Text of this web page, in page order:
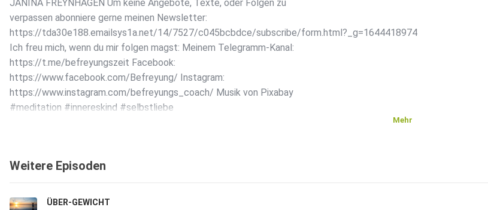
JANINA FREYNHAGEN Um keine Angebote, Texte, oder Folgen zu
verpassen abonniere gerne meinen Newsletter:
https://tda30e188.emailsys1a.net/14/7527/c045bcbdce/subscribe/form.html?_g=1644418974
Ich freu mich, wenn du mir folgen magst: Meinem Telegramm-Kanal:
https://t.me/befreyungszeit Facebook:
https://www.facebook.com/Befreyung/ Instagram:
https://www.instagram.com/befreyungs_coach/ Musik von Pixabay
#meditation #innereskind #selbstliebe
Mehr
Weitere Episoden
ÜBER-GEWICHT